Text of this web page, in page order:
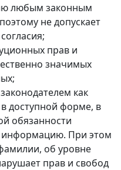
любым законным
не допускает
прав и
значимых
как
доступной форме, в
обязанности
информацию. При этом
об уровне
прав и свобод